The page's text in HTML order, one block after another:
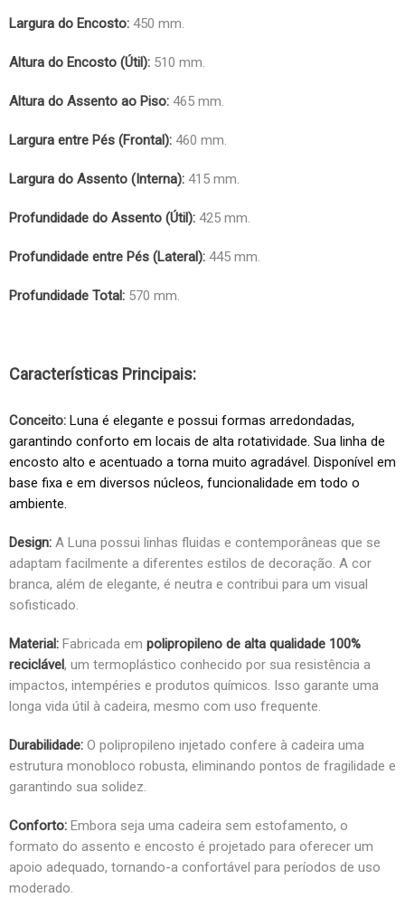
Largura do Encosto: 450 mm.
Altura do Encosto (Útil): 510 mm.
Altura do Assento ao Piso: 465 mm.
Largura entre Pés (Frontal): 460 mm.
Largura do Assento (Interna): 415 mm.
Profundidade do Assento (Útil): 425 mm.
Profundidade entre Pés (Lateral): 445 mm.
Profundidade Total: 570 mm.
Características Principais:
Conceito: Luna é elegante e possui formas arredondadas,
garantindo conforto em locais de alta rotatividade. Sua linha de
encosto alto e acentuado a torna muito agradável. Disponível em
base fixa e em diversos núcleos, funcionalidade em todo o
ambiente.
Design: A Luna possui linhas fluidas e contemporâneas que se
adaptam facilmente a diferentes estilos de decoração. A cor
branca, além de elegante, é neutra e contribui para um visual
sofisticado.
Material: Fabricada em polipropileno de alta qualidade 100%
reciclável, um termoplástico conhecido por sua resistência a
impactos, intempéries e produtos químicos. Isso garante uma
longa vida útil à cadeira, mesmo com uso frequente.
Durabilidade: O polipropileno injetado confere à cadeira uma
estrutura monobloco robusta, eliminando pontos de fragilidade e
garantindo sua solidez.
Conforto: Embora seja uma cadeira sem estofamento, o
formato do assento e encosto é projetado para oferecer um
apoio adequado, tornando-a confortável para períodos de uso
moderado.